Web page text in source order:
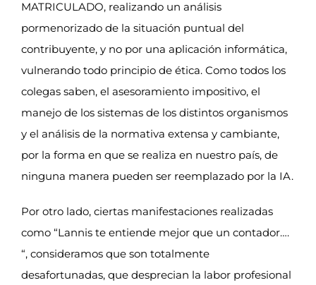
MATRICULADO, realizando un análisis
pormenorizado de la situación puntual del
contribuyente, y no por una aplicación informática,
vulnerando todo principio de ética. Como todos los
colegas saben, el asesoramiento impositivo, el
manejo de los sistemas de los distintos organismos
y el análisis de la normativa extensa y cambiante,
por la forma en que se realiza en nuestro país, de
ninguna manera pueden ser reemplazado por la IA.
Por otro lado, ciertas manifestaciones realizadas
como “Lannis te entiende mejor que un contador….
“, consideramos que son totalmente
desafortunadas, que desprecian la labor profesional